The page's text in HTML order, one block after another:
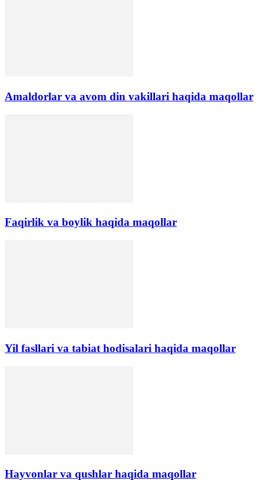
Amaldorlar va avom din vakillari haqida maqollar
Faqirlik va boylik haqida maqollar
Yil fasllari va tabiat hodisalari haqida maqollar
Hayvonlar va qushlar haqida maqollar